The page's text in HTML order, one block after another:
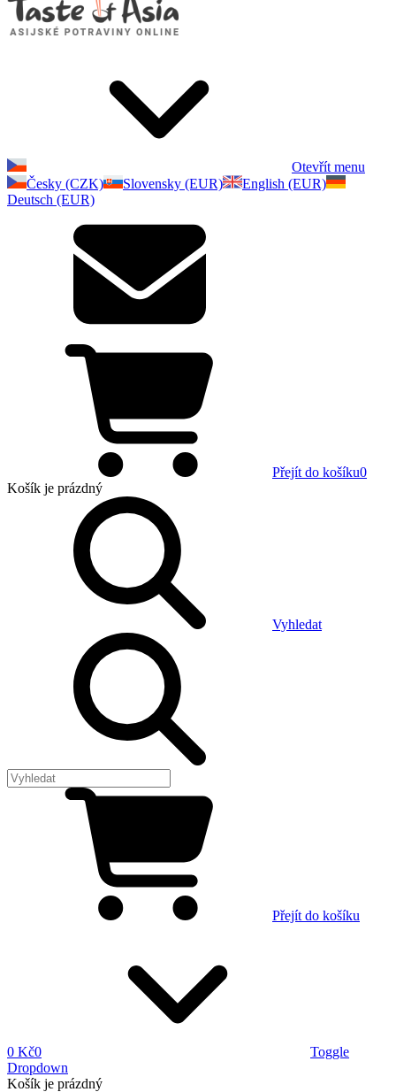
Otevřít menu
Česky (CZK)
Slovensky (EUR)
English (EUR)
Deutsch (EUR)
Přejít do košíku0
Košík je prázdný
Vyhledat
Přejít do košíku
0 Kč0
Toggle
Dropdown
Košík je prázdný